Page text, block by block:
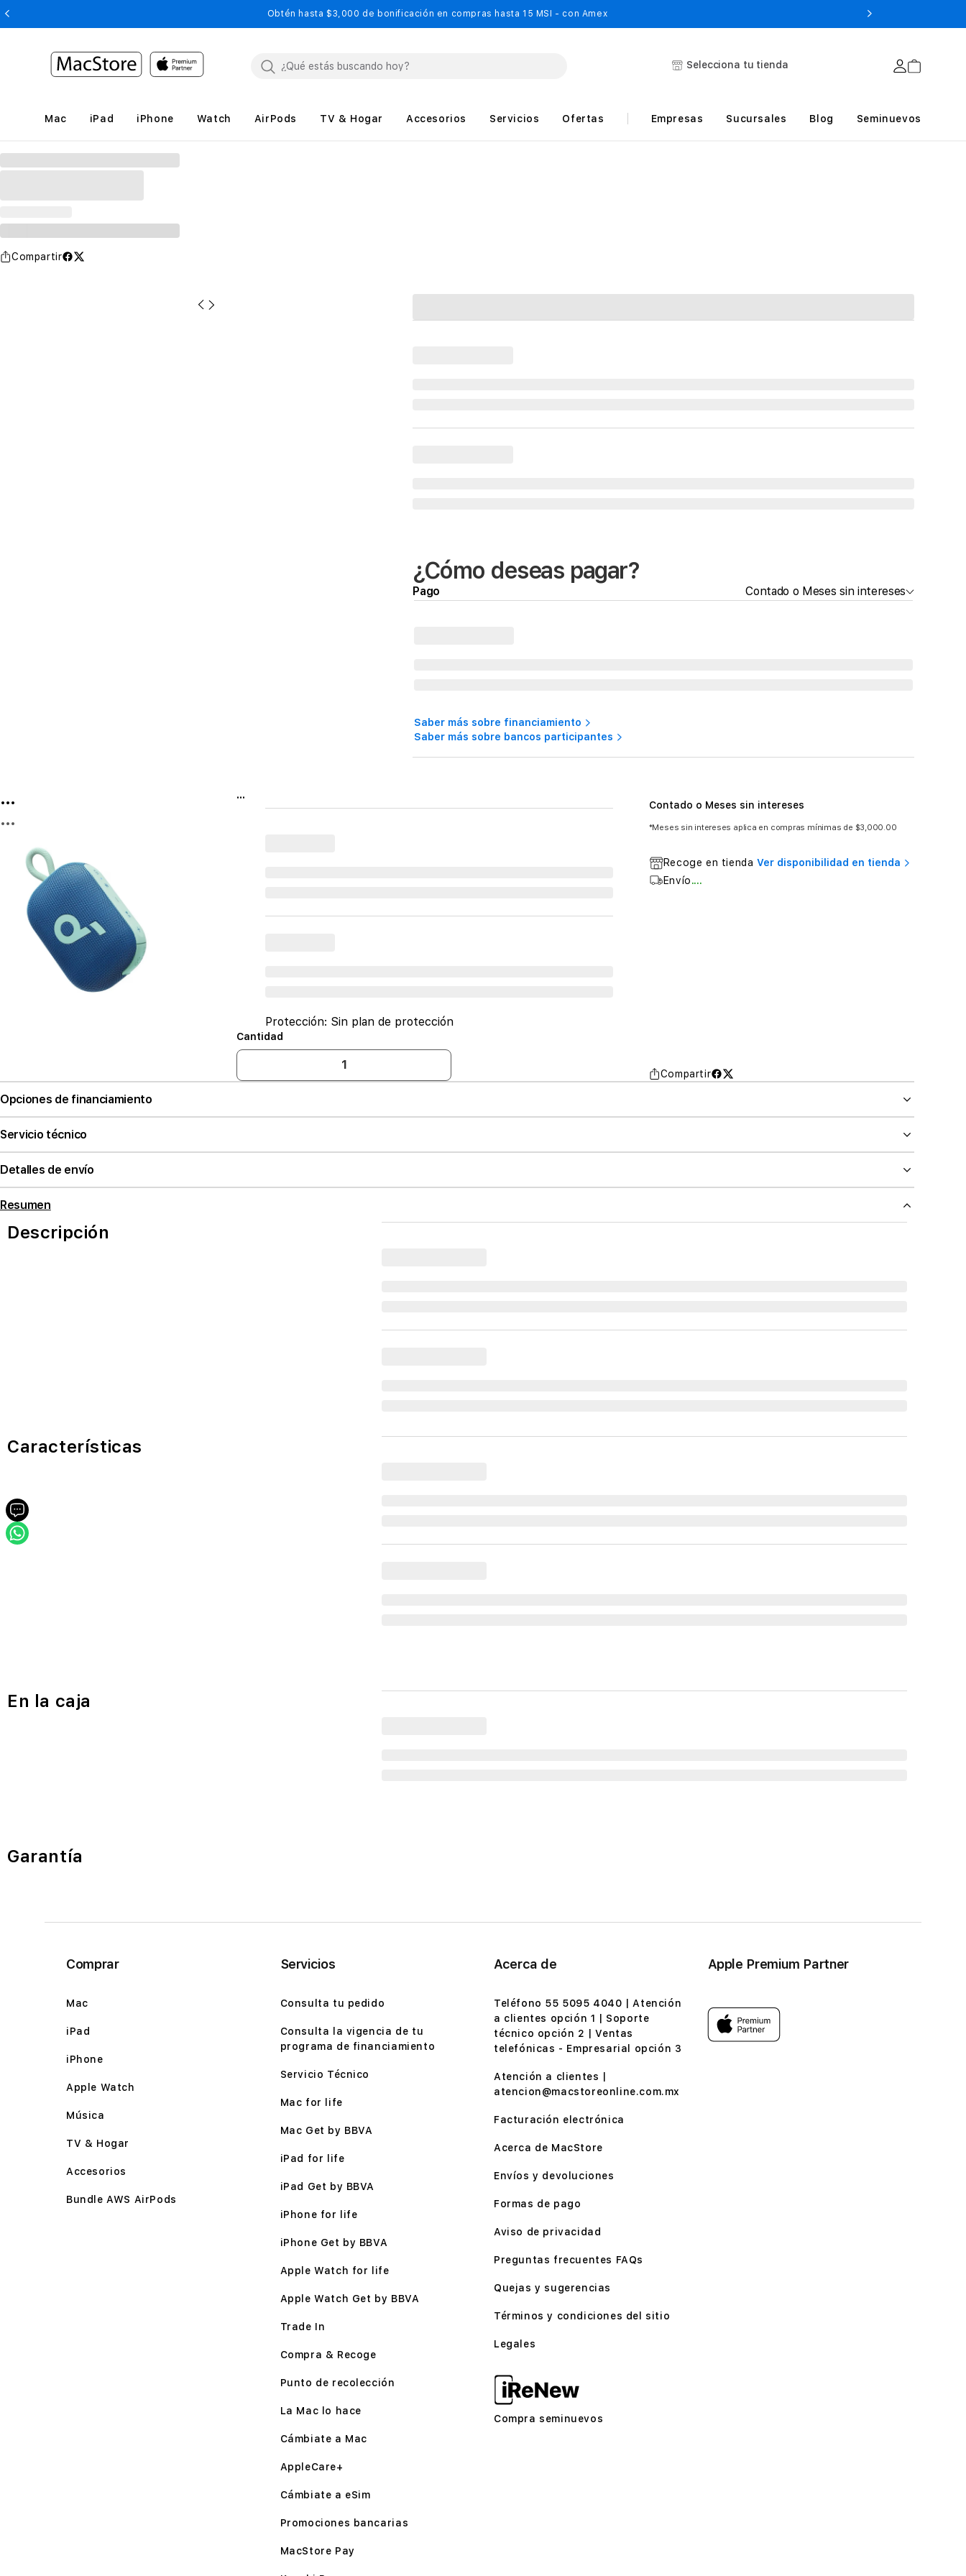
Obtén hasta $3,000 de bonificación en compras hasta 15 MSI - con Amex
Selecciona tu tienda
Mac iPad iPhone Watch AirPods TV & Hogar Accesorios Servicios Ofertas Empresas Sucursales Blog Seminuevos
Compartir
¿Cómo deseas pagar?
Pago Contado o Meses sin intereses
Saber más sobre financiamiento
Saber más sobre bancos participantes
...
...
...
Protección: Sin plan de protección
Cantidad
Contado o Meses sin intereses
*Meses sin intereses aplica en compras mínimas de $3,000.00
Recoge en tienda Ver disponibilidad en tienda
Envío....
Compartir
Opciones de financiamiento
Servicio técnico
Detalles de envío
Resumen
Descripción
Características
En la caja
Garantía
Comprar
Mac
iPad
iPhone
Apple Watch
Música
TV & Hogar
Accesorios
Bundle AWS AirPods
Servicios
Consulta tu pedido
Consulta la vigencia de tu
programa de financiamiento
Servicio Técnico
Mac for life
Mac Get by BBVA
iPad for life
iPad Get by BBVA
iPhone for life
iPhone Get by BBVA
Apple Watch for life
Apple Watch Get by BBVA
Trade In
Compra & Recoge
Punto de recolección
La Mac lo hace
Cámbiate a Mac
AppleCare+
Cámbiate a eSim
Promociones bancarias
MacStore Pay
Acerca de
Teléfono 55 5095 4040 | Atención
a clientes opción 1 | Soporte
técnico opción 2 | Ventas
telefónicas - Empresarial opción 3
Atención a clientes |
atencion@macstoreonline.com.mx
Facturación electrónica
Acerca de MacStore
Envíos y devoluciones
Formas de pago
Aviso de privacidad
Preguntas frecuentes FAQs
Quejas y sugerencias
Términos y condiciones del sitio
Legales
Compra seminuevos
Apple Premium Partner